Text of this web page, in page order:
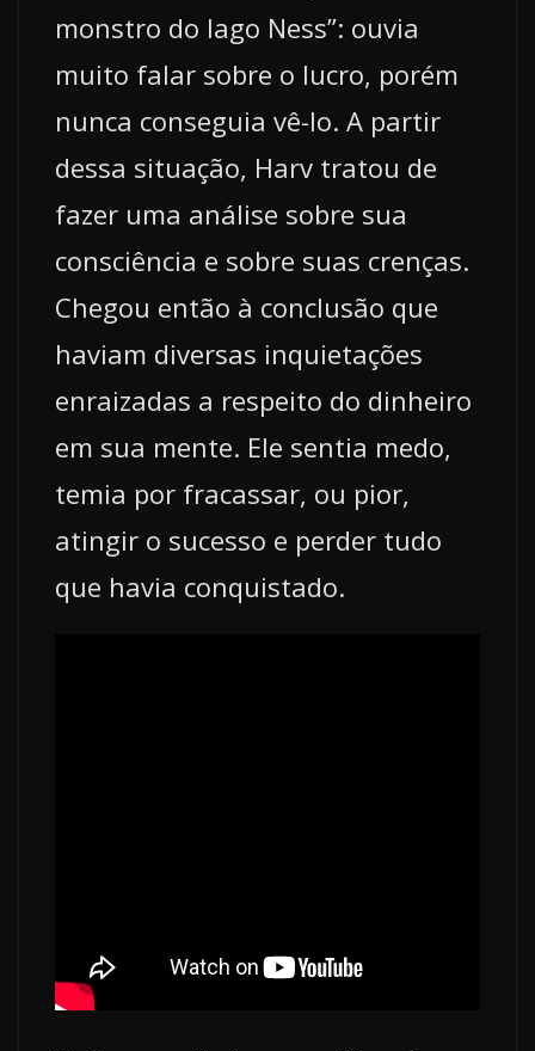
monstro do lago Ness”: ouvia
muito falar sobre o lucro, porém
nunca conseguia vê-lo. A partir
dessa situação, Harv tratou de
fazer uma análise sobre sua
consciência e sobre suas crenças.
Chegou então à conclusão que
haviam diversas inquietações
enraizadas a respeito do dinheiro
em sua mente. Ele sentia medo,
temia por fracassar, ou pior,
atingir o sucesso e perder tudo
que havia conquistado.